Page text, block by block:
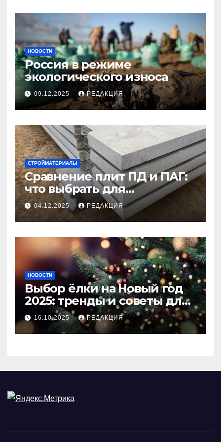
НОВОСТИ
Россия в режиме
экологического износа
09.12.2025 РЕДАКЦИЯ
СТРОЙМАТЕРИАЛЫ
Сравнение плит ПД и ПАГ:
что выбрать для
долговечного и прочного
покрытия
04.12.2025 РЕДАКЦИЯ
НОВОСТИ
Выбор ёлки на Новый год
2025: тренды и советы для
идеального праздника
16.10.2025 РЕДАКЦИЯ